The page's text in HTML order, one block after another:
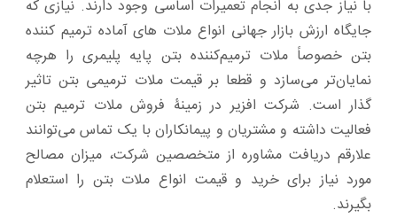
با نیاز جدی به انجام تعمیرات اساسی وجود دارند. نیازی که
جایگاه ارزش بازار جهانی انواع ملات های آماده ترمیم کننده
بتن خصوصاً ملات ترمیم‌کننده بتن پایه پلیمری را هرچه
نمایان‌تر می‌سازد و قطعا بر قیمت ملات ترمیمی بتن تاثیر
گذار است. شرکت افزیر در زمینۀ فروش ملات ترمیم بتن
فعالیت داشته و مشتریان و پیمانکاران با یک تماس می‌توانند
علارقم دریافت مشاوره از متخصصین شرکت، میزان مصالح
مورد نیاز برای خرید و قیمت انواع ملات بتن را استعلام
بگیرند.